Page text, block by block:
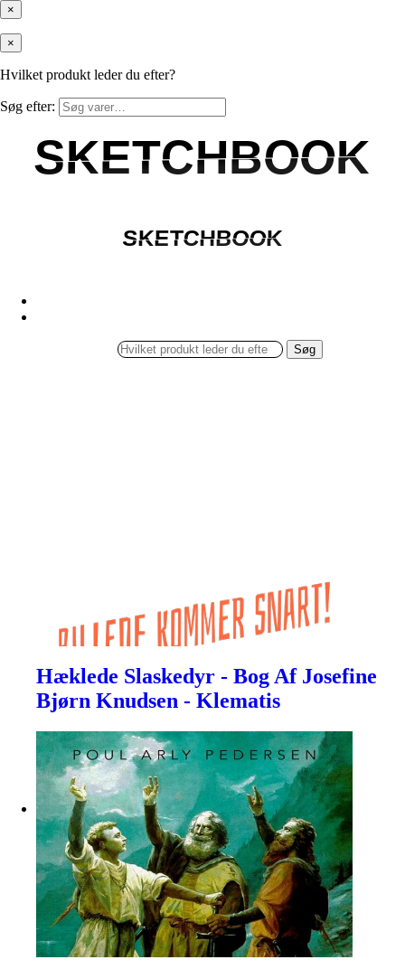
×
×
Hvilket produkt leder du efter?
Søg efter:
SKETCHBOOK
SKETCHBOOK
SKETCHBOOK
SKETCHBOOK
Søg
Hæklede Slaskedyr - Bog Af Josefine
Bjørn Knudsen - Klematis